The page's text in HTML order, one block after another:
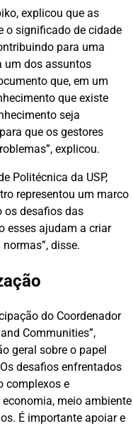
explicou que as
o significado de cidade
para uma
um dos assuntos
que, em um
que existe
seja
que os gestores
explicou.
Politécnica da USP,
representou um marco
os desafios das
esses ajudam a criar
disse.
do Coordenador
Communities”,
geral sobre o papel
desafios enfrentados
complexos e
meio ambiente
É importante apoiar e